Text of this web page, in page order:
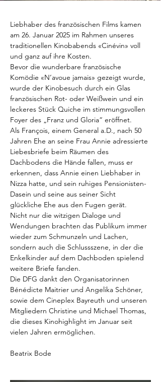
Liebhaber des französischen Films kamen
am 26. Januar 2025 im Rahmen unseres
traditionellen Kinobabends «Cinévin» voll
und ganz auf ihre Kosten.
Bevor die wunderbare französische
Komödie «N‘avoue jamais» gezeigt wurde,
wurde der Kinobesuch durch ein Glas
französischen Rot- oder Weißwein und ein
leckeres Stück Quiche im stimmungsvollen
Foyer des „Franz und Gloria“ eröffnet.
Als François, einem General a.D., nach 50
Jahren Ehe an seine Frau Annie adressierte
Liebesbriefe beim Räumen des
Dachbodens die Hände fallen, muss er
erkennen, dass Annie einen Liebhaber in
Nizza hatte, und sein ruhiges Pensionisten-
Dasein und seine aus seiner Sicht
glückliche Ehe aus den Fugen gerät.
Nicht nur die witzigen Dialoge und
Wendungen brachten das Publikum immer
wieder zum Schmunzeln und Lachen,
sondern auch die Schlussszene, in der die
Enkelkinder auf dem Dachboden spielend
weitere Briefe fanden.
Die DFG dankt den Organisatorinnen
Bénédicte Maitrier und Angelika Schöner,
sowie dem Cineplex Bayreuth und unseren
Mitgliedern Christine und Michael Thomas,
die dieses Kinohighlight im Januar seit
vielen Jahren ermöglichen.
Beatrix Bode